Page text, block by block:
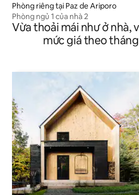
Phòng riêng tại Paz de Ariporo
Phòng ngủ 1 của nhà 2
Vừa thoải mái như ở nhà,
mức giá theo